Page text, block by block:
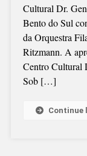
Cultural Dr.
Bento do Sul
da Orquestra
Ritzmann. A
Centro Cultural
Sob […]
Continue